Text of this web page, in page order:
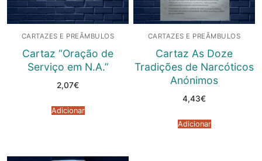
CARTAZES E PREÂMBULOS
Cartaz “Oração de
Serviço em N.A.”
2,07€
Adicionar
CARTAZES E PREÂMBULOS
Cartaz As Doze
Tradições de Narcóticos
Anónimos
4,43€
Adicionar